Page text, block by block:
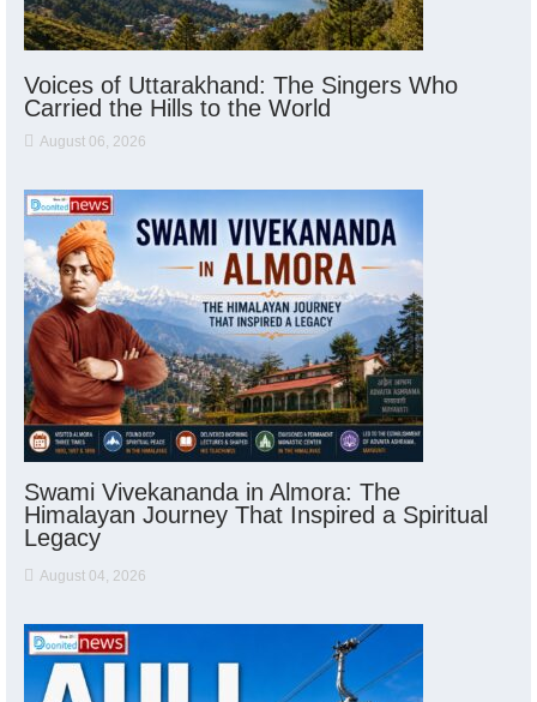
Voices of Uttarakhand: The Singers Who
Carried the Hills to the World
August 06, 2026
Swami Vivekananda in Almora: The
Himalayan Journey That Inspired a Spiritual
Legacy
August 04, 2026